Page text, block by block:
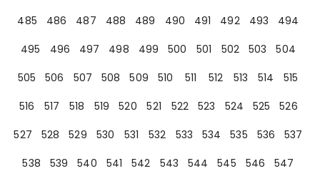
485
486 487 488 489 490 491 492 493
494
495
496 497 498 499 500 501 502 503
504
505
506 507 508 509 510 511 512 513 514
515
516
517 518 519 520 521 522 523 524 525
526
527
528 529 530 531 532 533 534 535 536
537
538
539 540 541 542 543 544 545 546
547